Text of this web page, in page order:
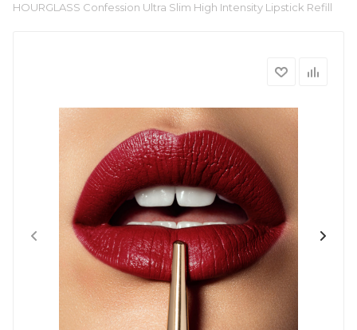
HOURGLASS Confession Ultra Slim High Intensity Lipstick Refill